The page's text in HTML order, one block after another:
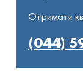
Отримати
(044)